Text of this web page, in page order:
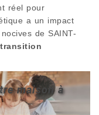
réel pour
a un impact
de SAINT-
maison à